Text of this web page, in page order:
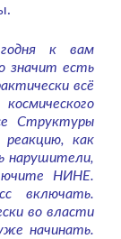
к вам
значит есть
всё
Структуры
как
нарушители,
НИНЕ.
включать.
во власти
начинать.